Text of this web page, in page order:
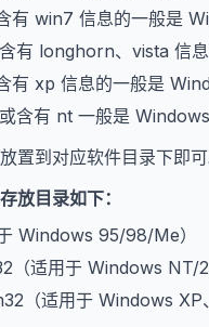
有 win7 信息的一般是
有 longhorn、vista 信
有 xp 信息的一般是
含有 nt 一般是
置到对应软件目录下即可
放目录如下：
Windows 95/98/Me）
（适用于 Windows NT/
（适用于 Windows XP